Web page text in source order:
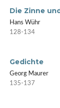
Die Zinne
Hans Wühr
128-134
Gedichte
Georg Maurer
135-137